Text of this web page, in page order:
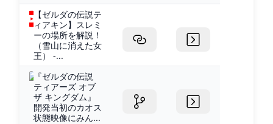
【ゼルダの伝説テ
ィアキン】スレミ
ーの場所を解説！
（雪山に消えた女
王） -...
『ゼルダの伝説
ティアーズ オブ
ザ キングダム』
開発当初のカオス
状態映像にみん...